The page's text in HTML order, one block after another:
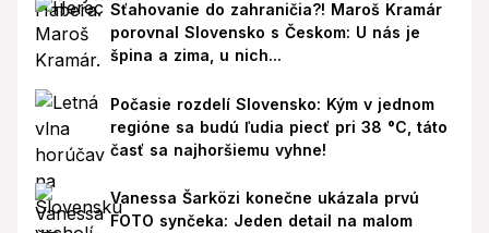
Sťahovanie do zahraničia?! Maroš Kramár
porovnal Slovensko s Českom: U nás je
špina a zima, u nich...
Počasie rozdelí Slovensko: Kým v jednom
regióne sa budú ľudia piecť pri 38 °C, táto
časť sa najhoršiemu vyhne!
Vanessa Šarközi konečne ukázala prvú
FOTO synčeka: Jeden detail na malom